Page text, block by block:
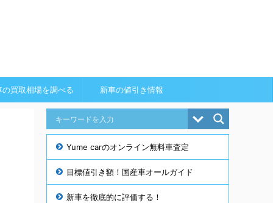
の買取相場を調べる 新車の値引き情報
Yume carのオンライン無料車査定
目標値引き額！国産車オールガイド
新車を徹底的に評価する！